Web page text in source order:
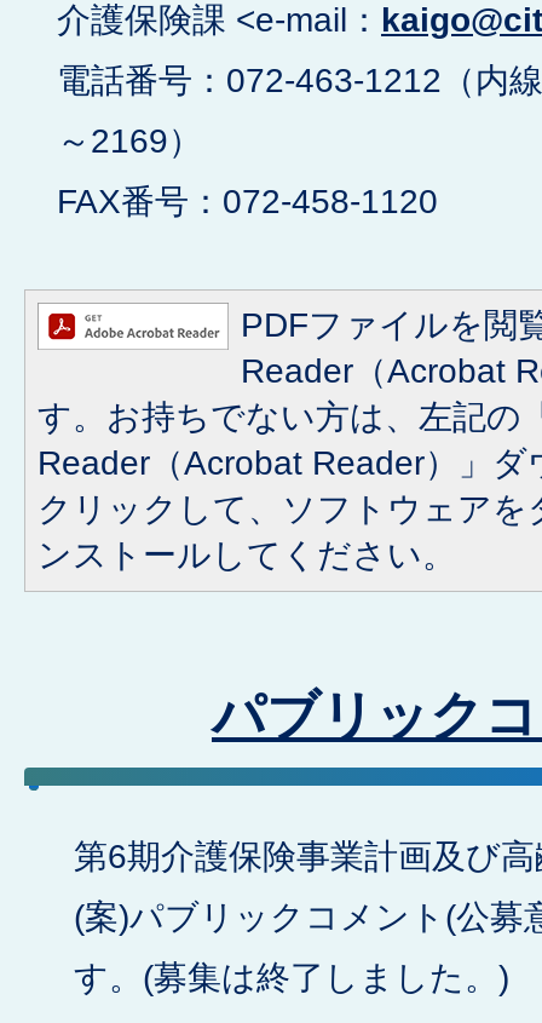
介護保険課 <e-mail：
電話番号：072-463-1212（内
～2169）
FAX番号：072-458-1120
PDFファイルを閲
Reader（Acrobat
す。お持ちでない方は、左記の
Reader（Acrobat Reader）」
クリックして、ソフトウェア
ンストールしてください。
パブリック
第6期介護保険事業計画及び
(案)パブリックコメント(公募
す。(募集は終了しました。)